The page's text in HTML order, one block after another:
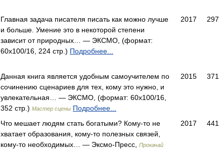
Главная задача писателя писать как можно лучше
и больше. Умение это в некоторой степени
зависит от природных… — ЭКСМО, (формат:
60x100/16, 224 стр.) Подробнее...
2017 297
Данная книга является удобным самоучителем по
сочинению сценариев для тех, кому это нужно, и
увлекательная… — ЭКСМО, (формат: 60x100/16,
352 стр.) Мастер сцены Подробнее...
2015 371
Что мешает людям стать богатыми? Кому-то не
хватает образования, кому-то полезных связей,
кому-то необходимых… — Эксмо-Пресс,
Прокачай
2017 441